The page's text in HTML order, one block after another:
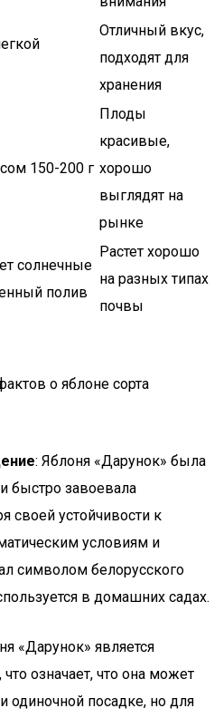
Отличный вкус,
подходят для
хранения
150-200 г
Плоды
красивые,
хорошо
выглядят на
рынке
солнечные
полив
Растет хорошо
на разных типах
почвы
о яблоне сорта
: Яблоня «Дарунок» была
быстро завоевала
своей устойчивости к
условиям и
символом белорусского
в домашних садах.
«Дарунок» является
означает, что она может
одиночной посадке, но для